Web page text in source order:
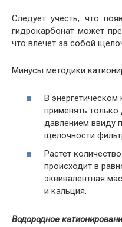
Следует учесть, что
гидрокарбонат может
что влечет за собой
Минусы методики
В
применять
давлением ввиду
щелочности
Растет
происходит в
эквивалентная
и кальция.
Водородное